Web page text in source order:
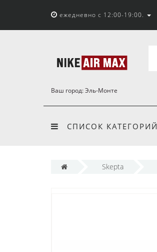
ежедневно с 12:00-19:00.
Ваш город:Эль-Монте
СПИСОК КАТЕГОРИЙ
Skepta